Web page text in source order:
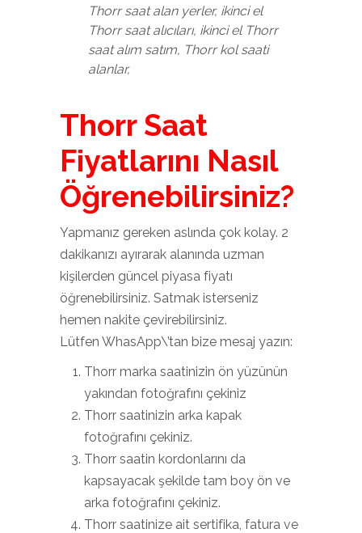
Thorr saat alan yerler, ikinci el
Thorr saat alıcıları, ikinci el Thorr
saat alım satım, Thorr kol saati
alanlar,
Thorr Saat
Fiyatlarını Nasıl
Öğrenebilirsiniz?
Yapmanız gereken aslında çok kolay. 2
dakikanızı ayırarak alanında uzman
kişilerden güncel piyasa fiyatı
öğrenebilirsiniz. Satmak isterseniz
hemen nakite çevirebilirsiniz.
Lütfen WhasApp\’tan bize mesaj yazın:
Thorr marka saatinizin ön yüzünün
yakından fotoğrafını çekiniz
Thorr saatinizin arka kapak
fotoğrafını çekiniz.
Thorr saatin kordonlarını da
kapsayacak şekilde tam boy ön ve
arka fotoğrafını çekiniz.
Thorr saatinize ait sertifika, fatura ve